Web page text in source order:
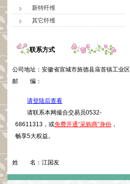
新特纤维
其它纤维
联系方式
公司地址： 安徽省宣城市旌德县庙首镇工业区
邮 编：
请登陆后查看
请联系本网撮合交易员0532-
68611313，或免费开通“采购商”身份 ，
畅享5大权益。
姓 名： 江国友